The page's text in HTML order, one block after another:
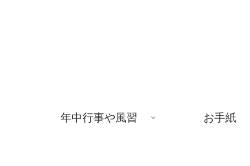
年中行事や風習 お手紙